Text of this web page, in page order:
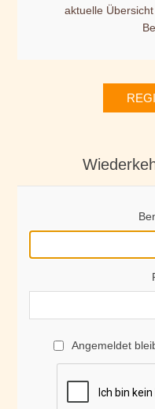
aktuelle
Angemeldet